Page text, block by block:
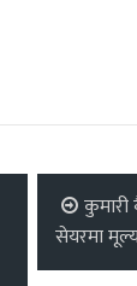
सेयरमा